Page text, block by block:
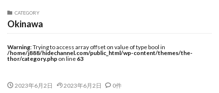
CATEGORY
Okinawa
Warning: Trying to access array offset on value of type bool in
/home/j888/hidechannel.com/public_html/wp-content/themes/the-
thor/category.php on line 63
2023年6月2日 2023年6月2日 0件